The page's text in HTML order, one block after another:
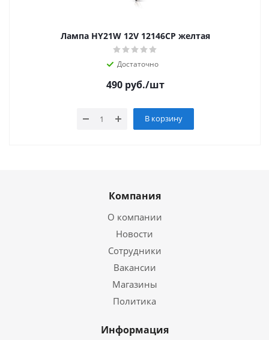
Лампа НY21W 12V 12146CP желтая
Достаточно
490руб./шт
В корзину
Компания
О компании
Новости
Сотрудники
Вакансии
Магазины
Политика
Информация